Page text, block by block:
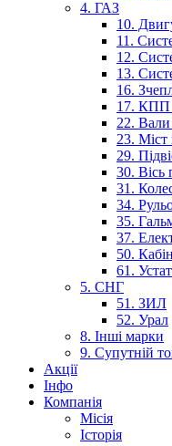
4. ГАЗ
10.
11.
12.
13.
16.
17. КПП
22.
23. Міст
29.
30. Вісь
31.
34.
35.
37.
50.
61.
5. СНГ
51. ЗИЛ
52. Урал
8. Інші марки
9. Супутній
Акції
Інфо
Компанія
Місія
Історія